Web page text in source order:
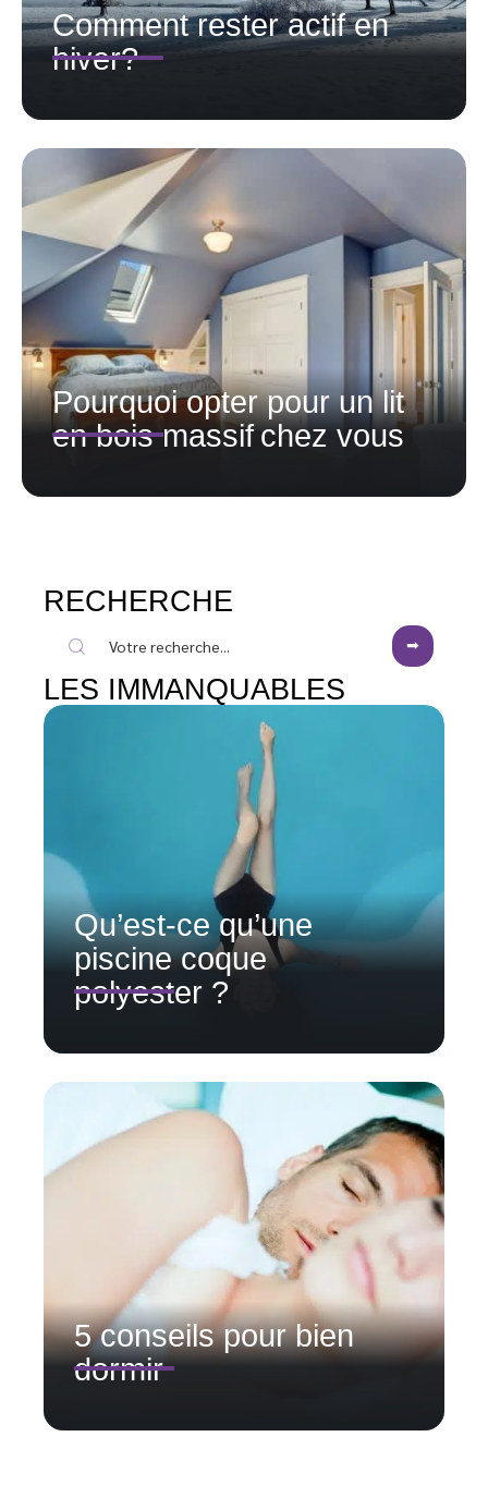
Comment rester actif en
hiver?
Pourquoi opter pour un lit
en bois massif chez vous
RECHERCHE
LES IMMANQUABLES
Qu’est-ce qu’une
piscine coque
polyester ?
5 conseils pour bien
dormir